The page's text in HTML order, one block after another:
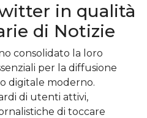
in qualità
di Notizie
consolidato la loro
per la diffusione
digitale moderno.
di utenti attivi,
di toccare